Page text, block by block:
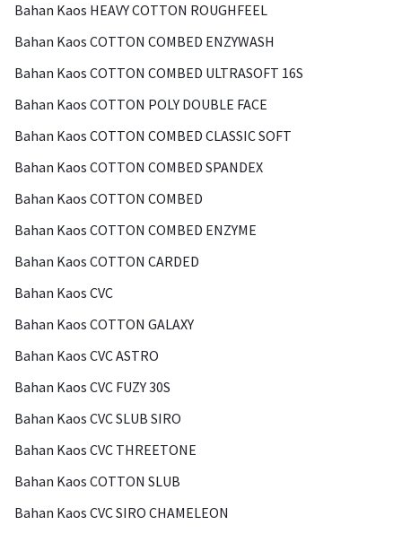
Bahan Kaos HEAVY COTTON ROUGHFEEL
Bahan Kaos COTTON COMBED ENZYWASH
Bahan Kaos COTTON COMBED ULTRASOFT 16S
Bahan Kaos COTTON POLY DOUBLE FACE
Bahan Kaos COTTON COMBED CLASSIC SOFT
Bahan Kaos COTTON COMBED SPANDEX
Bahan Kaos COTTON COMBED
Bahan Kaos COTTON COMBED ENZYME
Bahan Kaos COTTON CARDED
Bahan Kaos CVC
Bahan Kaos COTTON GALAXY
Bahan Kaos CVC ASTRO
Bahan Kaos CVC FUZY 30S
Bahan Kaos CVC SLUB SIRO
Bahan Kaos CVC THREETONE
Bahan Kaos COTTON SLUB
Bahan Kaos CVC SIRO CHAMELEON